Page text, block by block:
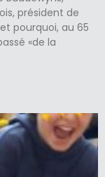
président de
pourquoi, au 65
«de la